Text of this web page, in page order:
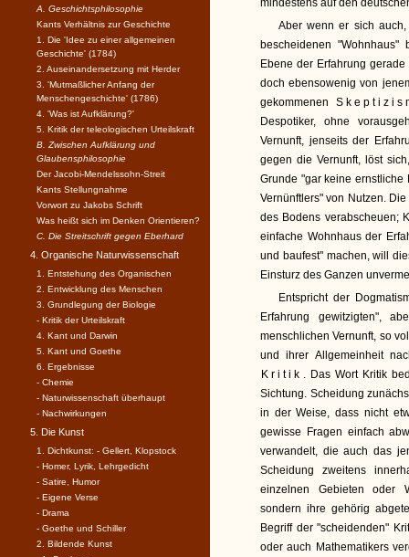
mindestens auf den
Aber wenn er sich auch,
bescheidenen
Ebene der Erfahrung
doch ebensowenig von
gekommenen
Despotiker, ohne
Vernunft, jenseits der
gegen die Vernunft, löst
Grunde "gar keine ernstliche
Vernünftlers" von Nutzen.
des Bodens verabscheuen;
einfache Wohnhaus der
und baufest" machen, will
Einsturz des Ganzen
Entspricht der
Erfahrung gewitzigten",
menschlichen Vernunft, so
und ihrer Allgemeinheit
Kritik . Das Wort Kritik
Sichtung. Scheidung
in der Weise, dass nicht
gewisse Fragen einfach
verwandelt, die auch das
Scheidung zweitens
einzelnen Gebieten oder
sondern ihre gehörig
Begriff der "scheidenden"
oder auch Mathematikers
A. Geschichtsphilosophie
Kants Verhältnis zur Geschichte
1. Die 'Idee zu einer allgemeinen
Geschichte' (1784)
2. Auseinandersetzung mit Herder
3. 'Mutmaßlicher Anfang der
Menschengeschichte' (1786)
4. 'Was ist Aufklärung?'
5. Kritik der teleologischen Urteilskraft
B. Zwischen Aufklärung und
Glaubensphilosophie
Der Jacobi-Mendelssohn-Streit
Kants Stellungnahme
Vorwort zu Jakobs Schrift
Was heißt sich im Denken Orientieren?
C. Die Streitschrift gegen Eberhard
4. Organische Naturwissenschaft
1. Entstehung des Organischen
2. Entwicklung des Menschen
3. Grundlegung der Biologie
- Kritik der Urteilskraft
4. Kant und Darwin
5. Kant und Goethe
6. Ergebnisse
- Chemie
- Naturwissenschaft überhaupt
- Nachwirkungen
5. Die Kunst
1. Dichtkunst: - Gellert, Klopstock
- Homer, Lyrik, Lehrgedicht
- Satire, Humor
- Eigene Verse
- Drama
- Goethe und Schiller
2. Bildende Kunst